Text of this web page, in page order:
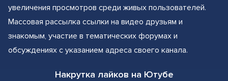
увеличения просмотров среди живых пользователей.
Массовая рассылка ссылки на видео друзьям и
знакомым, участие в тематических форумах и
обсуждениях с указанием адреса своего канала.
Накрутка лайков на Ютубе